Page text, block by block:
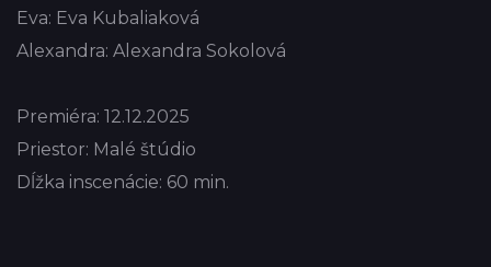
Eva: Eva Kubaliaková
Alexandra: Alexandra Sokolová
Premiéra: 12.12.2025
Priestor: Malé štúdio
Dĺžka inscenácie: 60 min.